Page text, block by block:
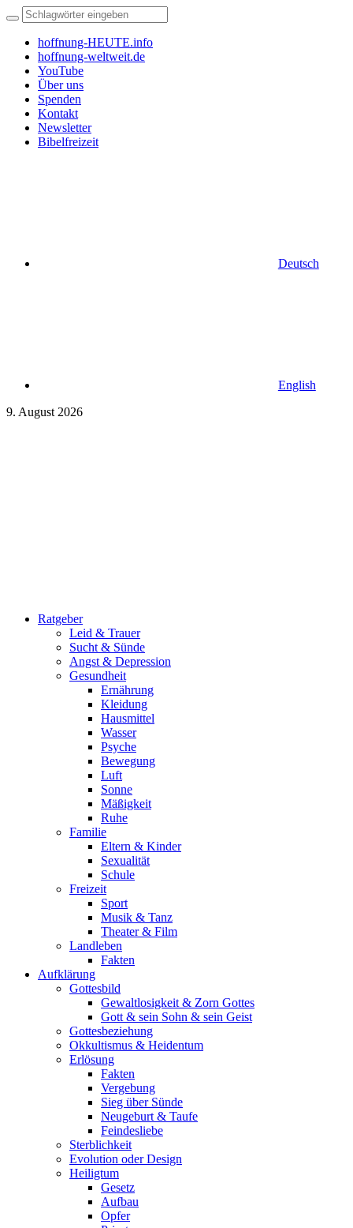
hoffnung-HEUTE.info
hoffnung-weltweit.de
YouTube
Über uns
Spenden
Kontakt
Newsletter
Bibelfreizeit
Deutsch
English
9. August 2026
Ratgeber
Leid & Trauer
Sucht & Sünde
Angst & Depression
Gesundheit
Ernährung
Kleidung
Hausmittel
Wasser
Psyche
Bewegung
Luft
Sonne
Mäßigkeit
Ruhe
Familie
Eltern & Kinder
Sexualität
Schule
Freizeit
Sport
Musik & Tanz
Theater & Film
Landleben
Fakten
Aufklärung
Gottesbild
Gewaltlosigkeit & Zorn Gottes
Gott & sein Sohn & sein Geist
Gottesbeziehung
Okkultismus & Heidentum
Erlösung
Fakten
Vergebung
Sieg über Sünde
Neugeburt & Taufe
Feindesliebe
Sterblichkeit
Evolution oder Design
Heiligtum
Gesetz
Aufbau
Opfer